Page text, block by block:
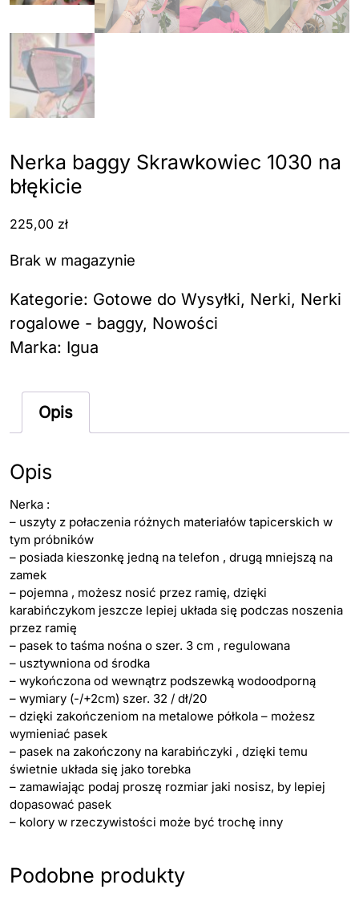
Nerka baggy Skrawkowiec 1030 na
błękicie
225,00 zł
Brak w magazynie
Kategorie: Gotowe do Wysyłki, Nerki, Nerki
rogalowe - baggy, Nowości
Marka: Igua
Opis
Opis
Nerka :
– uszyty z połaczenia różnych materiałów tapicerskich w
tym próbników
– posiada kieszonkę jedną na telefon , drugą mniejszą na
zamek
– pojemna , możesz nosić przez ramię, dzięki
karabińczykom jeszcze lepiej układa się podczas noszenia
przez ramię
– pasek to taśma nośna o szer. 3 cm , regulowana
– usztywniona od środka
– wykończona od wewnątrz podszewką wodoodporną
– wymiary (-/+2cm) szer. 32 / dł/20
– dzięki zakończeniom na metalowe półkola – możesz
wymieniać pasek
– pasek na zakończony na karabińczyki , dzięki temu
świetnie układa się jako torebka
– zamawiając podaj proszę rozmiar jaki nosisz, by lepiej
dopasować pasek
– kolory w rzeczywistości może być trochę inny
Podobne produkty